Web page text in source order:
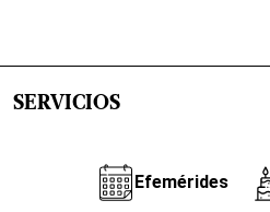
SERVICIOS
Efemérides